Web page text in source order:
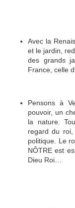
Avec la
et le jardin,
des grands
France, celle
Pensons à
pouvoir, un
la nature.
regard du
politique. Le
NÔTRE est
Dieu Roi…